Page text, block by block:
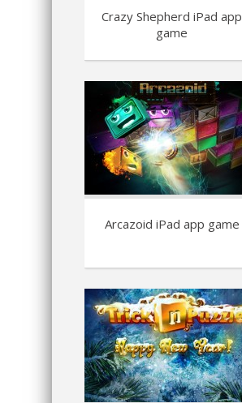
Crazy Shepherd iPad app
game
Arcazoid iPad app game